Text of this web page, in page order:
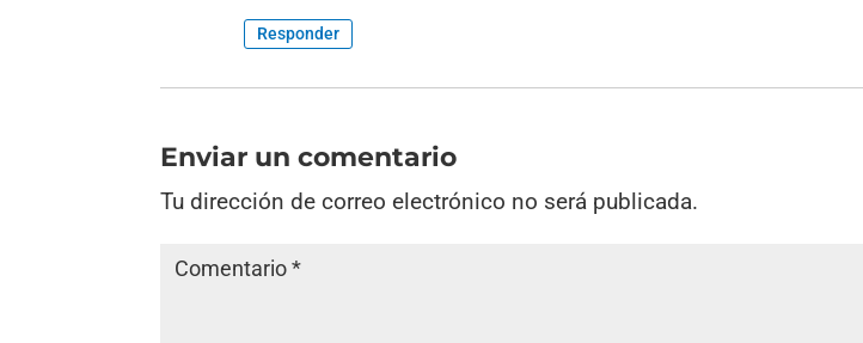
Responder
Enviar un comentario
Tu dirección de correo electrónico no será publicada.